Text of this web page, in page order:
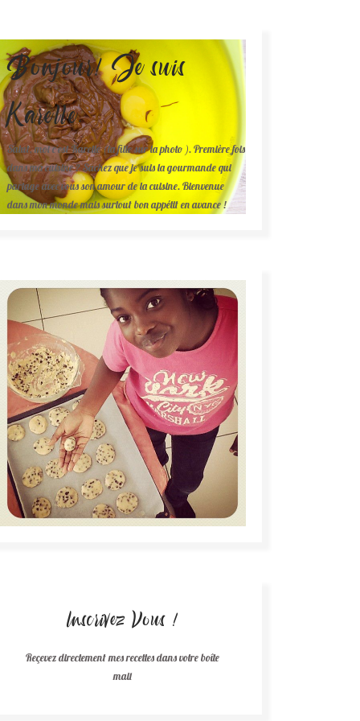
Bonjour! Je suis
Karelle.
Salut, moi c'est Karelle (la fille sur la photo ). Première fois
dans ma cuisine ? Sachez que je suis la gourmande qui
partage avec vous son amour de la cuisine. Bienvenue
dans mon monde mais surtout bon appétit en avance !
Inscrivez Vous !
Reçevez directement mes recettes dans votre boîte
mail